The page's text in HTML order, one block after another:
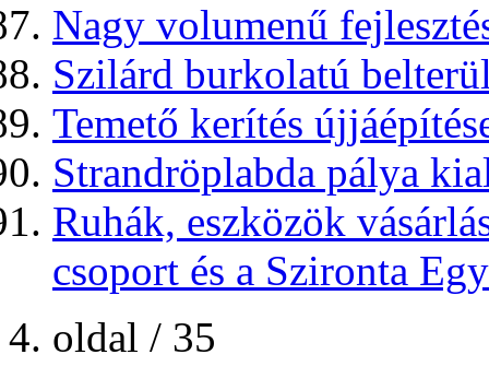
Nagy volumenű
Szilárd burkolatú
Temető kerítés
Strandröplabda pálya
Ruhák, eszközök
csoport és a Szironta
4. oldal / 35